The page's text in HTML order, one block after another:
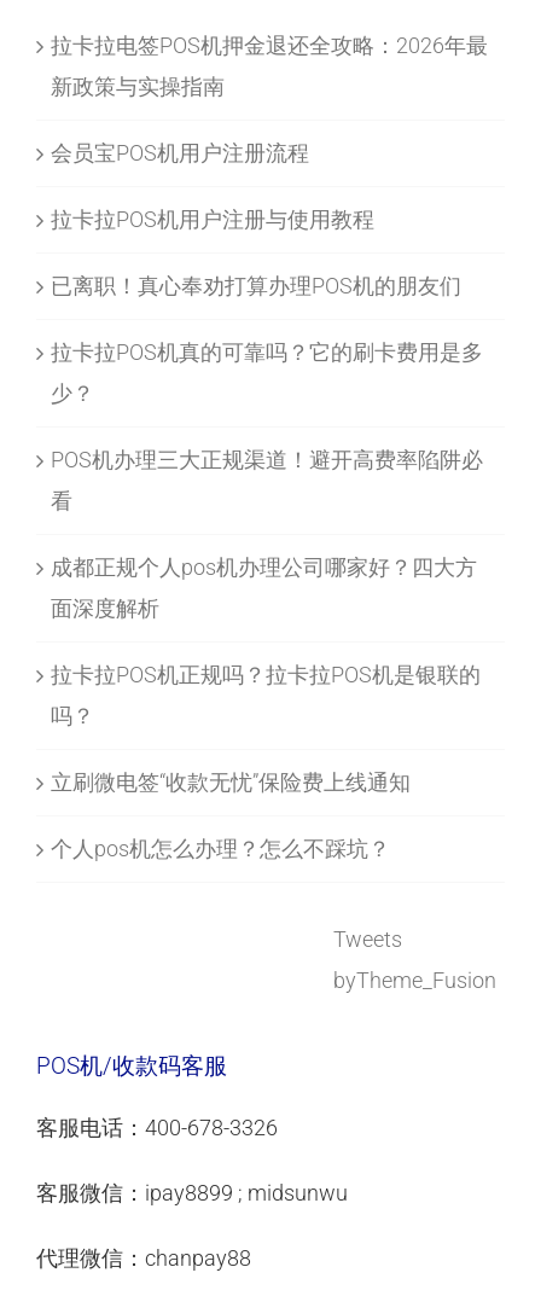
拉卡拉电签POS机押金退还全攻略：2026年最
新政策与实操指南
会员宝POS机用户注册流程
拉卡拉POS机用户注册与使用教程
已离职！真心奉劝打算办理POS机的朋友们
拉卡拉POS机真的可靠吗？它的刷卡费用是多
少？
POS机办理三大正规渠道！避开高费率陷阱必
看
成都正规个人pos机办理公司哪家好？四大方
面深度解析
拉卡拉POS机正规吗？拉卡拉POS机是银联的
吗？
立刷微电签“收款无忧”保险费上线通知
个人pos机怎么办理？怎么不踩坑？
Tweets
byTheme_Fusion
POS机/收款码客服
客服电话：400-678-3326
客服微信：ipay8899 ; midsunwu
代理微信：chanpay88